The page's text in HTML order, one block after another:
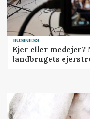
BUSINESS
Ejer eller
landbrugets